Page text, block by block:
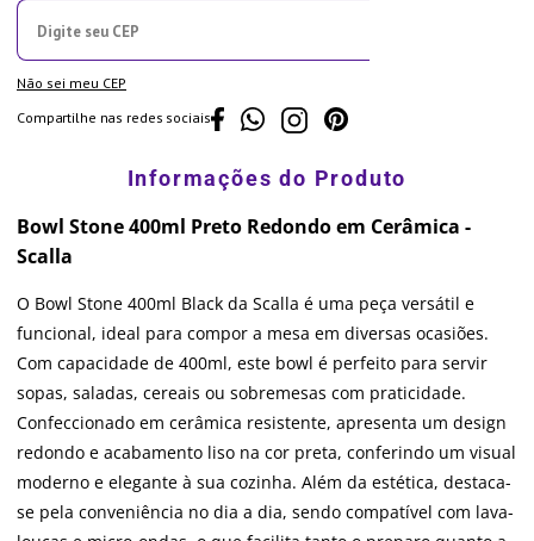
Não sei meu CEP
Compartilhe nas redes sociais
Bowl Stone 400ml Preto Redondo em Cerâmica -
Scalla
O Bowl Stone 400ml Black da Scalla é uma peça versátil e
funcional, ideal para compor a mesa em diversas ocasiões.
Com capacidade de 400ml, este bowl é perfeito para servir
sopas, saladas, cereais ou sobremesas com praticidade.
Confeccionado em cerâmica resistente, apresenta um design
redondo e acabamento liso na cor preta, conferindo um visual
moderno e elegante à sua cozinha. Além da estética, destaca-
se pela conveniência no dia a dia, sendo compatível com lava-